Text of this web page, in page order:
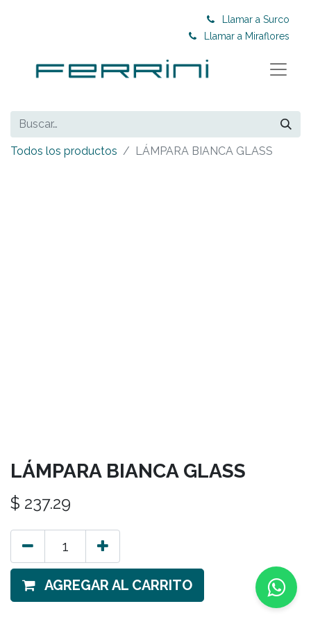
Llamar a Surco
Llamar a Miraflores
Todos los productos LÁMPARA BIANCA GLASS
LÁMPARA BIANCA GLASS
$ 237.29
AGREGAR AL CARRITO